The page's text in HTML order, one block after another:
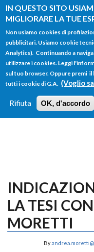
IN QUESTO SITO
MIGLIORARE LA TUE
Non usiamo cookies di
pubblicitari. Usiamo cookie
Analytics). Continuando a
utilizzare i cookies. Leggi
sul tuo browser. Oppure premi
tutti i cookie di G.A. (Voglio
Rifiuta OK, d'accordo
Salta al contenuto principale
FORM
DI
RICERCA
Main menu
HOME TUTTI I
LOGIN
LA TESI
MORETTI
Byandrea.moretti@...